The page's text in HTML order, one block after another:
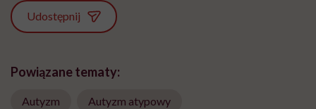
Udostępnij
Powiązane tematy:
Autyzm Autyzm atypowy